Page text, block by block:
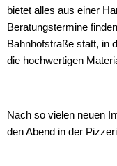
bietet alles aus einer
Beratungstermine
Bahnhofstraße statt, in
die hochwertigen
Nach so vielen neuen
den Abend in der